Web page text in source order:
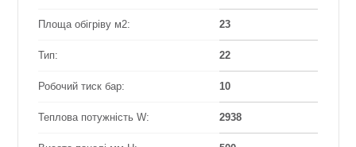
Площа обігріву м2: 23
Тип: 22
Робочий тиск бар: 10
Теплова потужність W: 2938